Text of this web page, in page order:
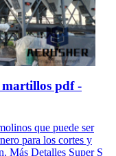
martillos pdf -
que puede ser
para los cortes y
Más Detalles Super S